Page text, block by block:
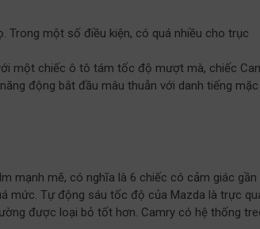
Trong một số điều kiện, có quá nhiều cho trục
một chiếc ô tô tám tốc độ mượt mà, chiếc
động bắt đầu mâu thuẫn với danh tiếng
mạnh mẽ, có nghĩa là 6 chiếc có cảm giác gần
mức. Tự động sáu tốc độ của Mazda là trực
được loại bỏ tốt hơn. Camry có hệ thống